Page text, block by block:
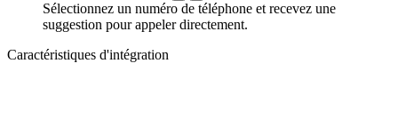
Sélectionnez un numéro de téléphone et recevez une
suggestion pour appeler directement.
Caractéristiques d'intégration